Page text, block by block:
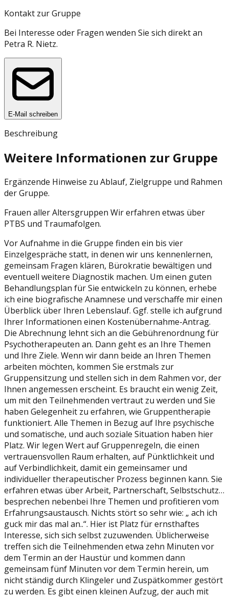
Kontakt zur Gruppe
Bei Interesse oder Fragen wenden Sie sich direkt an
Petra R. Nietz.
E-Mail schreiben
Beschreibung
Weitere Informationen zur Gruppe
Ergänzende Hinweise zu Ablauf, Zielgruppe und Rahmen
der Gruppe.
Frauen aller Altersgruppen Wir erfahren etwas über
PTBS und Traumafolgen.
Vor Aufnahme in die Gruppe finden ein bis vier
Einzelgespräche statt, in denen wir uns kennenlernen,
gemeinsam Fragen klären, Bürokratie bewältigen und
eventuell weitere Diagnostik machen. Um einen guten
Behandlungsplan für Sie entwickeln zu können, erhebe
ich eine biografische Anamnese und verschaffe mir einen
Überblick über Ihren Lebenslauf. Ggf. stelle ich aufgrund
Ihrer Informationen einen Kostenübernahme-Antrag.
Die Abrechnung lehnt sich an die Gebührenordnung für
Psychotherapeuten an. Dann geht es an Ihre Themen
und Ihre Ziele. Wenn wir dann beide an Ihren Themen
arbeiten möchten, kommen Sie erstmals zur
Gruppensitzung und stellen sich in dem Rahmen vor, der
Ihnen angemessen erscheint. Es braucht ein wenig Zeit,
um mit den Teilnehmenden vertraut zu werden und Sie
haben Gelegenheit zu erfahren, wie Gruppentherapie
funktioniert. Alle Themen in Bezug auf Ihre psychische
und somatische, und auch soziale Situation haben hier
Platz. Wir legen Wert auf Gruppenregeln, die einen
vertrauensvollen Raum erhalten, auf Pünktlichkeit und
auf Verbindlichkeit, damit ein gemeinsamer und
individueller therapeutischer Prozess beginnen kann. Sie
erfahren etwas über Arbeit, Partnerschaft, Selbstschutz…
besprechen nebenbei Ihre Themen und profitieren vom
Erfahrungsaustausch. Nichts stört so sehr wie: „ ach ich
guck mir das mal an..“. Hier ist Platz für ernsthaftes
Interesse, sich sich selbst zuzuwenden. Üblicherweise
treffen sich die Teilnehmenden etwa zehn Minuten vor
dem Termin an der Haustür und kommen dann
gemeinsam fünf Minuten vor dem Termin herein, um
nicht ständig durch Klingeler und Zuspätkommer gestört
zu werden. Es gibt einen kleinen Aufzug, der auch mit